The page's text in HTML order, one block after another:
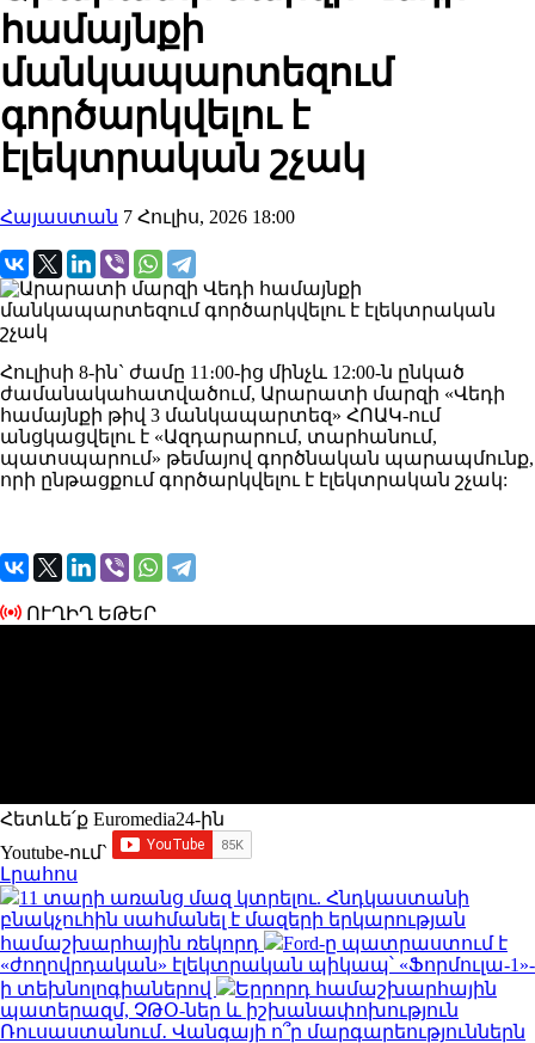
համայնքի
մանկապարտեզում
գործարկվելու է
էլեկտրական շչակ
Հայաստան 7 Հուլիս, 2026 18:00
Հուլիսի 8-ին` ժամը 11։00-ից մինչև 12:00-ն ընկած
ժամանակահատվածում, Արարատի մարզի «Վեդի
համայնքի թիվ 3 մանկապարտեզ» ՀՈԱԿ-ում
անցկացվելու է «Ազդարարում, տարհանում,
պատսպարում» թեմայով գործնական պարապմունք,
որի ընթացքում գործարկվելու է էլեկտրական շչակ:
ՈՒՂԻՂ ԵԹԵՐ
Հետևե՛ք Euromedia24-ին
Youtube-ում`
Լրահոս
11 տարի առանց մազ կտրելու. Հնդկաստանի
բնակչուհին սահմանել է մազերի երկարության
համաշխարհային ռեկորդ
Ford-ը պատրաստում է
«ժողովրդական» էլեկտրական պիկապ՝ «Ֆորմուլա-1»-
ի տեխնոլոգիաներով
Երրորդ համաշխարհային
պատերազմ, ՉԹՕ-ներ և իշխանափոխություն
Ռուսաստանում․ Վանգայի ո՞ր մարգարեություններն